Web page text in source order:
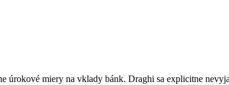
miery na vklady bánk. Draghi sa explicitne